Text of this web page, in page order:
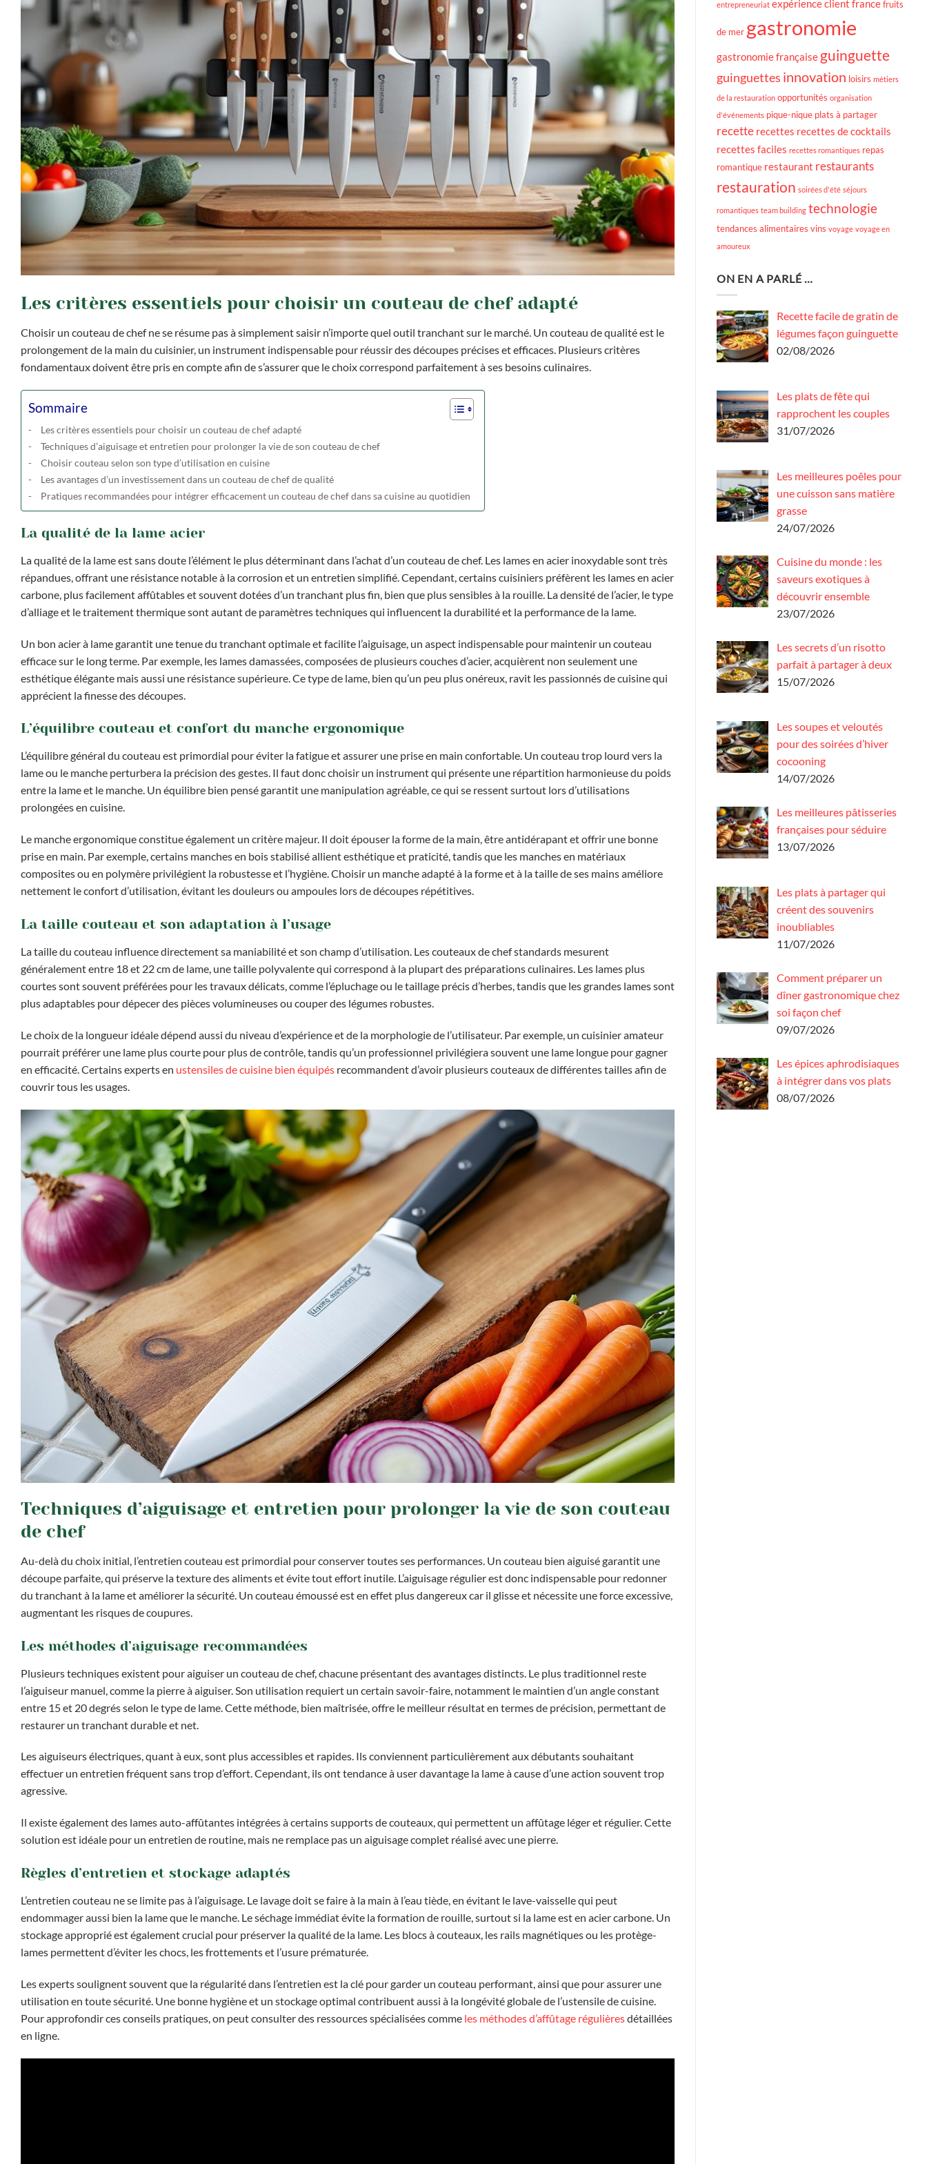
Les critères essentiels pour choisir un couteau de chef adapté
Choisir un couteau de chef ne se résume pas à simplement saisir n’importe quel outil tranchant sur le marché. Un couteau de qualité est le
prolongement de la main du cuisinier, un instrument indispensable pour réussir des découpes précises et efficaces. Plusieurs critères
fondamentaux doivent être pris en compte afin de s’assurer que le choix correspond parfaitement à ses besoins culinaires.
Sommaire
Les critères essentiels pour choisir un couteau de chef adapté
Techniques d’aiguisage et entretien pour prolonger la vie de son couteau de chef
Choisir couteau selon son type d’utilisation en cuisine
Les avantages d’un investissement dans un couteau de chef de qualité
Pratiques recommandées pour intégrer efficacement un couteau de chef dans sa cuisine au quotidien
La qualité de la lame acier
La qualité de la lame est sans doute l’élément le plus déterminant dans l’achat d’un couteau de chef. Les lames en acier inoxydable sont très
répandues, offrant une résistance notable à la corrosion et un entretien simplifié. Cependant, certains cuisiniers préfèrent les lames en acier
carbone, plus facilement affûtables et souvent dotées d’un tranchant plus fin, bien que plus sensibles à la rouille. La densité de l’acier, le type
d’alliage et le traitement thermique sont autant de paramètres techniques qui influencent la durabilité et la performance de la lame.
Un bon acier à lame garantit une tenue du tranchant optimale et facilite l’aiguisage, un aspect indispensable pour maintenir un couteau
efficace sur le long terme. Par exemple, les lames damassées, composées de plusieurs couches d’acier, acquièrent non seulement une
esthétique élégante mais aussi une résistance supérieure. Ce type de lame, bien qu’un peu plus onéreux, ravit les passionnés de cuisine qui
apprécient la finesse des découpes.
L’équilibre couteau et confort du manche ergonomique
L’équilibre général du couteau est primordial pour éviter la fatigue et assurer une prise en main confortable. Un couteau trop lourd vers la
lame ou le manche perturbera la précision des gestes. Il faut donc choisir un instrument qui présente une répartition harmonieuse du poids
entre la lame et le manche. Un équilibre bien pensé garantit une manipulation agréable, ce qui se ressent surtout lors d’utilisations
prolongées en cuisine.
Le manche ergonomique constitue également un critère majeur. Il doit épouser la forme de la main, être antidérapant et offrir une bonne
prise en main. Par exemple, certains manches en bois stabilisé allient esthétique et praticité, tandis que les manches en matériaux
composites ou en polymère privilégient la robustesse et l’hygiène. Choisir un manche adapté à la forme et à la taille de ses mains améliore
nettement le confort d’utilisation, évitant les douleurs ou ampoules lors de découpes répétitives.
La taille couteau et son adaptation à l’usage
La taille du couteau influence directement sa maniabilité et son champ d’utilisation. Les couteaux de chef standards mesurent
généralement entre 18 et 22 cm de lame, une taille polyvalente qui correspond à la plupart des préparations culinaires. Les lames plus
courtes sont souvent préférées pour les travaux délicats, comme l’épluchage ou le taillage précis d’herbes, tandis que les grandes lames sont
plus adaptables pour dépecer des pièces volumineuses ou couper des légumes robustes.
Le choix de la longueur idéale dépend aussi du niveau d’expérience et de la morphologie de l’utilisateur. Par exemple, un cuisinier amateur
pourrait préférer une lame plus courte pour plus de contrôle, tandis qu’un professionnel privilégiera souvent une lame longue pour gagner
en efficacité. Certains experts en ustensiles de cuisine bien équipés recommandent d’avoir plusieurs couteaux de différentes tailles afin de
couvrir tous les usages.
Techniques d’aiguisage et entretien pour prolonger la vie de son couteau
de chef
Au-delà du choix initial, l’entretien couteau est primordial pour conserver toutes ses performances. Un couteau bien aiguisé garantit une
découpe parfaite, qui préserve la texture des aliments et évite tout effort inutile. L’aiguisage régulier est donc indispensable pour redonner
du tranchant à la lame et améliorer la sécurité. Un couteau émoussé est en effet plus dangereux car il glisse et nécessite une force excessive,
augmentant les risques de coupures.
Les méthodes d’aiguisage recommandées
Plusieurs techniques existent pour aiguiser un couteau de chef, chacune présentant des avantages distincts. Le plus traditionnel reste
l’aiguiseur manuel, comme la pierre à aiguiser. Son utilisation requiert un certain savoir-faire, notamment le maintien d’un angle constant
entre 15 et 20 degrés selon le type de lame. Cette méthode, bien maîtrisée, offre le meilleur résultat en termes de précision, permettant de
restaurer un tranchant durable et net.
Les aiguiseurs électriques, quant à eux, sont plus accessibles et rapides. Ils conviennent particulièrement aux débutants souhaitant
effectuer un entretien fréquent sans trop d’effort. Cependant, ils ont tendance à user davantage la lame à cause d’une action souvent trop
agressive.
Il existe également des lames auto-affûtantes intégrées à certains supports de couteaux, qui permettent un affûtage léger et régulier. Cette
solution est idéale pour un entretien de routine, mais ne remplace pas un aiguisage complet réalisé avec une pierre.
Règles d’entretien et stockage adaptés
L’entretien couteau ne se limite pas à l’aiguisage. Le lavage doit se faire à la main à l’eau tiède, en évitant le lave-vaisselle qui peut
endommager aussi bien la lame que le manche. Le séchage immédiat évite la formation de rouille, surtout si la lame est en acier carbone. Un
stockage approprié est également crucial pour préserver la qualité de la lame. Les blocs à couteaux, les rails magnétiques ou les protège-
lames permettent d’éviter les chocs, les frottements et l’usure prématurée.
Les experts soulignent souvent que la régularité dans l’entretien est la clé pour garder un couteau performant, ainsi que pour assurer une
utilisation en toute sécurité. Une bonne hygiène et un stockage optimal contribuent aussi à la longévité globale de l’ustensile de cuisine.
Pour approfondir ces conseils pratiques, on peut consulter des ressources spécialisées comme les méthodes d’affûtage régulièresdétaillées
en ligne.
entrepreneuriat expérience client francefruits
de mer gastronomie
gastronomie française guinguette
guinguettes innovation loisirs métiers
de la restauration opportunités organisation
d'événements pique-nique plats à partager
recette recettes recettes de cocktails
recettes faciles recettes romantiques repas
romantique restaurant restaurants
restauration soirées d'été séjours
romantiques team building technologie
tendances alimentaires vins voyage voyage en
amoureux
ON EN A PARLÉ …
Recette facile de gratin de
légumes façon guinguette
02/08/2026
Les plats de fête qui
rapprochent les couples
31/07/2026
Les meilleures poêles pour
une cuisson sans matière
grasse
24/07/2026
Cuisine du monde : les
saveurs exotiques à
découvrir ensemble
23/07/2026
Les secrets d’un risotto
parfait à partager à deux
15/07/2026
Les soupes et veloutés
pour des soirées d’hiver
cocooning
14/07/2026
Les meilleures pâtisseries
françaises pour séduire
13/07/2026
Les plats à partager qui
créent des souvenirs
inoubliables
11/07/2026
Comment préparer un
dîner gastronomique chez
soi façon chef
09/07/2026
Les épices aphrodisiaques
à intégrer dans vos plats
08/07/2026